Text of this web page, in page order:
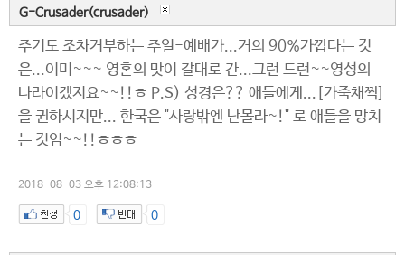
G-Crusader(crusader)
주기도 조차거부하는 주일-예배가...거의 90%가깝다는 것
은...이미~~~ 영혼의 맛이 갈대로 간...그런 드런~~영성의
나라이겠지요~~!!ㅎ P.S) 성경은?? 애들에게...[가죽채찍]
을 권하시지만... 한국은 "사랑밖엔 난몰라~!" 로 애들을 망치
는 것임~~!!ㅎㅎㅎ
2018-08-03 오후 12:08:13
0 0